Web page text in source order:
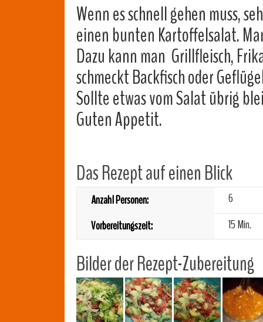
Wenn es schnell gehen muss,
einen bunten Kartoffelsalat.
Dazu kann man Grillfleisch,
schmeckt Backfisch oder
Sollte etwas vom Salat übrig
Guten Appetit.
Das Rezept auf einen Blick
Anzahl Personen:
6
Vorbereitungszeit:
15 Min.
Bilder der Rezept-Zubereitung